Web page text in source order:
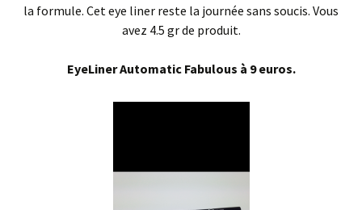
la formule. Cet eye liner reste la journée sans soucis. Vous
avez 4.5 gr de produit.
EyeLiner Automatic Fabulous à 9 euros.